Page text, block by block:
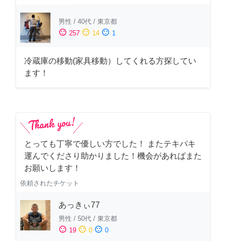
男性 / 40代 / 東京都
sentiment_satisfied 257 sentiment_neutral 14 sentiment_dissatisfied 1
冷蔵庫の移動(家具移動）してくれる方探してい
ます！
とっても丁寧で優しい方でした！ またテキパキ
運んでくださり助かりました！機会があればまた
お願いします！
依頼されたチケット
あっきぃ77
男性 / 50代 / 東京都
sentiment_satisfied 19 sentiment_neutral 0 sentiment_dissatisfied 0